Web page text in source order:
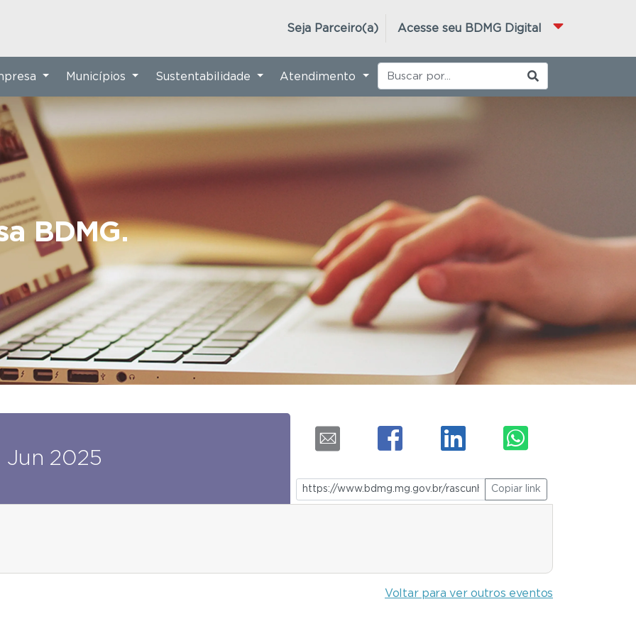
Acesse seu BDMG Digital
Seja Parceiro(a)
BDMG.
Municípios Sustentabilidade Atendimento
Jun 2025
Copiar link
Voltar para ver outros eventos